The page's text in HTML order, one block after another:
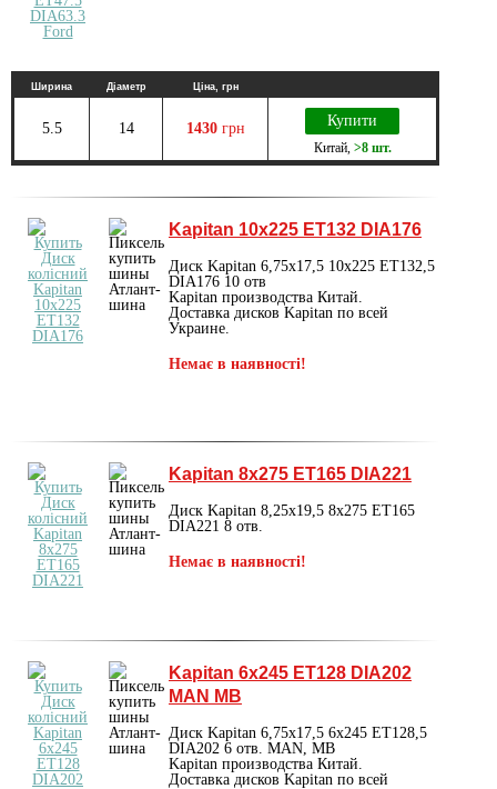
Ширина Діаметр Ціна, грн
5.5 14 1430 грн Купити
Китай, >8 шт.
Kapitan 10х225 ET132 DIA176
Диск Kapitan 6,75х17,5 10х225 ET132,5
DIA176 10 отв
Kapitan производства Китай.
Доставка дисков Kapitan по всей
Украине.
Немає в наявності!
Kapitan 8x275 ET165 DIA221
Диск Kapitan 8,25x19,5 8x275 ET165
DIA221 8 отв.
Немає в наявності!
Kapitan 6x245 ET128 DIA202
MAN MB
Диск Kapitan 6,75х17,5 6x245 ET128,5
DIA202 6 отв. MAN, MB
Kapitan производства Китай.
Доставка дисков Kapitan по всей